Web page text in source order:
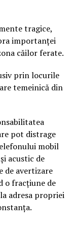
tragice,
importanței
căilor ferate.
prin locurile
temeinică din
pot distrage
mobil
acustic de
de avertizare
o fracțiune de
adresa propriei